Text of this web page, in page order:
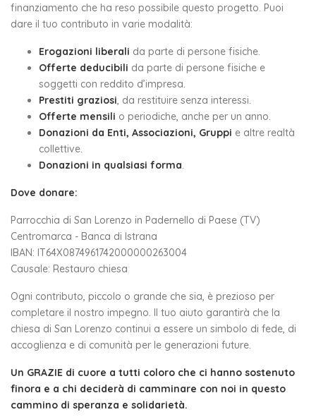
finanziamento che ha reso possibile questo progetto. Puoi
dare il tuo contributo in varie modalità:
Erogazioni liberali da parte di persone fisiche.
Offerte deducibili da parte di persone fisiche e
soggetti con reddito d’impresa.
Prestiti graziosi, da restituire senza interessi.
Offerte mensili o periodiche, anche per un anno.
Donazioni da Enti, Associazioni, Gruppi e altre realtà
collettive.
Donazioni in qualsiasi forma.
Dove donare:
Parrocchia di San Lorenzo in Padernello di Paese (TV)
Centromarca - Banca di Istrana
IBAN: IT64X0874961742000000263004
Causale: Restauro chiesa
Ogni contributo, piccolo o grande che sia, è prezioso per
completare il nostro impegno. Il tuo aiuto garantirà che la
chiesa di San Lorenzo continui a essere un simbolo di fede, di
accoglienza e di comunità per le generazioni future.
Un GRAZIE di cuore a tutti coloro che ci hanno sostenuto
finora e a chi deciderà di camminare con noi in questo
cammino di speranza e solidarietà.